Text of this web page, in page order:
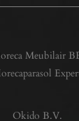
Meubilair
Okido B.V.